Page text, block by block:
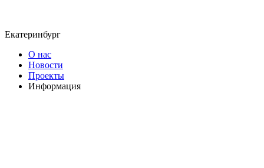
Екатеринбург
О нас
Новости
Проекты
Информация